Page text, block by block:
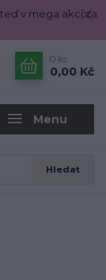
v mega akci za
Menu
Hledat
0 ks
0,00 Kč